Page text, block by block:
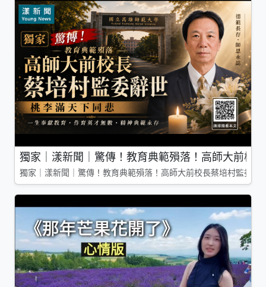
獨家｜漾新聞｜驚傳！教育典範殞落！高師大前校
獨家｜漾新聞｜驚傳！教育典範殞落！高師大前校長蔡培村監委